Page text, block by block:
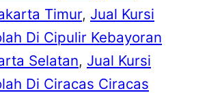
Timur, Jual Kursi
Di Cipulir Kebayoran
Selatan, Jual Kursi
Di Ciracas Ciracas